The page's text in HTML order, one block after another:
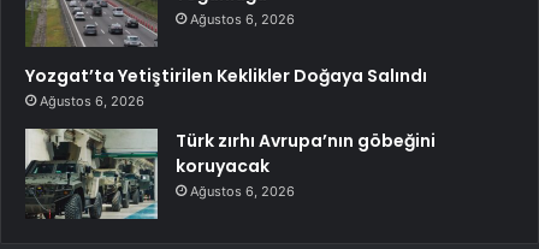
Ağustos 6, 2026
Yozgat’ta Yetiştirilen Keklikler Doğaya Salındı
Ağustos 6, 2026
Türk zırhı Avrupa’nın göbeğini
koruyacak
Ağustos 6, 2026